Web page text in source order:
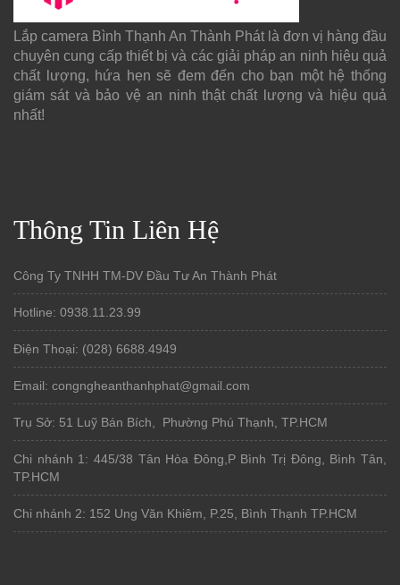
Lắp camera Bình Thạnh An Thành Phát là đơn vị hàng đầu
chuyên cung cấp thiết bị và các giải pháp an ninh hiệu quả
chất lượng, hứa hẹn sẽ đem đến cho bạn một hệ thống
giám sát và bảo vệ an ninh thật chất lượng và hiệu quả
nhất!
Thông Tin Liên Hệ
Công Ty TNHH TM-DV Đầu Tư An Thành Phát
Hotline: 0938.11.23.99
Điện Thoại: (028) 6688.4949
Email: congngheanthanhphat@gmail.com
Trụ Sở: 51 Luỹ Bán Bích, Phường Phú Thạnh, TP.HCM
Chi nhánh 1: 445/38 Tân Hòa Đông,P Bình Trị Đông, Bình Tân,
TP.HCM
Chi nhánh 2: 152 Ung Văn Khiêm, P.25, Bình Thạnh TP.HCM